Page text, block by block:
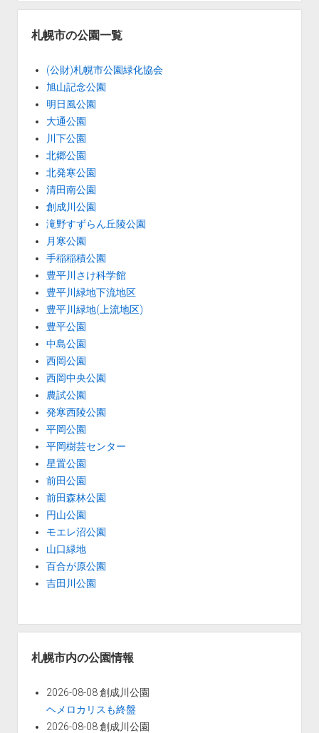
札幌市の公園一覧
(公財)札幌市公園緑化協会
旭山記念公園
明日風公園
大通公園
川下公園
北郷公園
北発寒公園
清田南公園
創成川公園
滝野すずらん丘陵公園
月寒公園
手稲稲積公園
豊平川さけ科学館
豊平川緑地下流地区
豊平川緑地(上流地区)
豊平公園
中島公園
西岡公園
西岡中央公園
農試公園
発寒西陵公園
平岡公園
平岡樹芸センター
星置公園
前田公園
前田森林公園
円山公園
モエレ沼公園
山口緑地
百合が原公園
吉田川公園
札幌市内の公園情報
2026-08-08 創成川公園
ヘメロカリスも終盤
2026-08-08 創成川公園